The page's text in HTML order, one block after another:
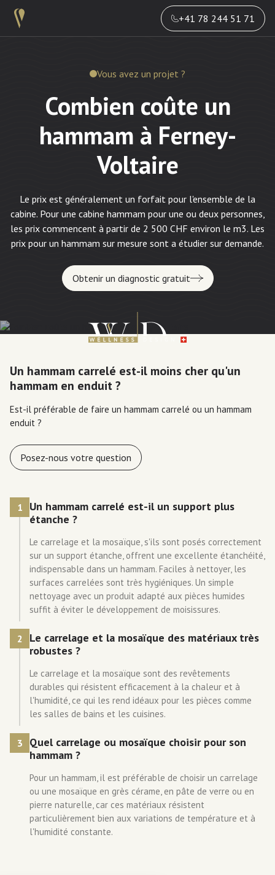
+41 78 244 51 71
Vous avez un projet ?
Combien coûte un
hammam à Ferney-
Voltaire
Le prix est généralement un forfait pour l'ensemble de la
cabine. Pour une cabine hammam pour une ou deux personnes,
les prix commencent à partir de 2 500 CHF environ le m3. Les
prix pour un hammam sur mesure sont a étudier sur demande.
Obtenir un diagnostic gratuit
Un hammam carrelé est-il moins cher qu'un
hammam en enduit ?
Est-il préférable de faire un hammam carrelé ou un hammam
enduit ?
Posez-nous votre question
1
Un hammam carrelé est-il un support plus
étanche ?
Le carrelage et la mosaïque, s'ils sont posés correctement
sur un support étanche, offrent une excellente étanchéité,
indispensable dans un hammam. Faciles à nettoyer, les
surfaces carrelées sont très hygiéniques. Un simple
nettoyage avec un produit adapté aux pièces humides
suffit à éviter le développement de moisissures.
2
Le carrelage et la mosaïque des matériaux très
robustes ?
Le carrelage et la mosaïque sont des revêtements
durables qui résistent efficacement à la chaleur et à
l'humidité, ce qui les rend idéaux pour les pièces comme
les salles de bains et les cuisines.
3
Quel carrelage ou mosaïque choisir pour son
hammam ?
Pour un hammam, il est préférable de choisir un carrelage
ou une mosaïque en grès cérame, en pâte de verre ou en
pierre naturelle, car ces matériaux résistent
particulièrement bien aux variations de température et à
l'humidité constante.